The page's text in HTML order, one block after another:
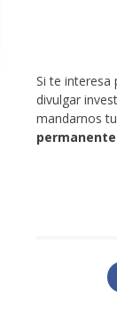
Si te interesa
divulgar
mandarnos